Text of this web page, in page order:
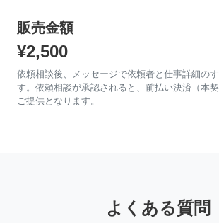
販売金額
¥2,500
依頼相談後、メッセージで依頼者と仕事詳細の
す。依頼相談が承認されると、前払い決済（本
ご提供となります。
よくある質問